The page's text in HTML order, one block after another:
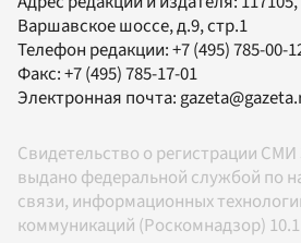
Варшавское шоссе, д.9, стр.1
Телефон редакции:+7 (495) 785-00-
Факс:+7 (495) 785-17-01
Электронная почта:
Свидетельство о регистрации
выдано федеральной службой по
связи, информационных
коммуникаций (Роскомнадзор)